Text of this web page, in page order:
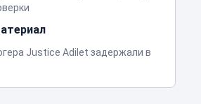
Justice Adilet задержали в